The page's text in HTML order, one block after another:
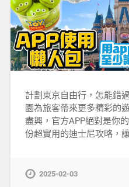
計劃東京自由行，怎能錯
園為旅客帶來更多精彩的
盡興，官方APP絕對是你
份超實用的迪士尼攻略，
2025-02-03